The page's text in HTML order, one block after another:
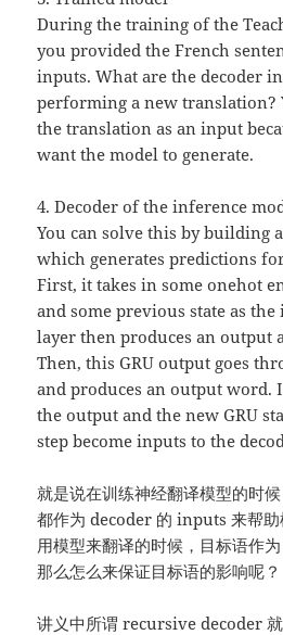
During the training of the
you provided the French
inputs. What are the decoder
performing a new translation?
the translation as an input
want the model to generate.
4. Decoder of the inference
You can solve this by building
which generates predictions
First, it takes in some onehot
and some previous state as
layer then produces an output
Then, this GRU output goes
and produces an output word.
the output and the new GRU
step become inputs to the
就是说在训练神经翻译模型的时
都作为 decoder 的 inputs 来帮
用模型来翻译的时候，目标语作
那么怎么来保证目标语的影响呢？
讲义中所谓 recursive decoder